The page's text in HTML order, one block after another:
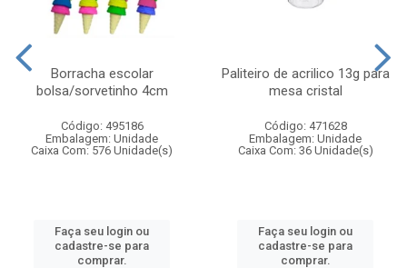
Borracha escolar
bolsa/sorvetinho 4cm
Código: 495186
Embalagem: Unidade
Caixa Com: 576 Unidade(s)
Faça seu login ou
cadastre-se para
comprar.
Paliteiro de acrilico 13g para
mesa cristal
Código: 471628
Embalagem: Unidade
Caixa Com: 36 Unidade(s)
Faça seu login ou
cadastre-se para
comprar.